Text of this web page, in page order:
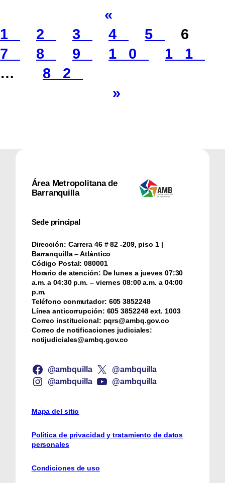
«
1
2 3 4 5
6
7
8 9 10
11
…
82
»
Área Metropolitana de
Barranquilla
Sede principal
Dirección: Carrera 46 # 82 -209, piso 1 |
Barranquilla – Atlántico
Código Postal: 080001
Horario de atención: De lunes a jueves 07:30
a.m. a 04:30 p.m. – viernes 08:00 a.m. a 04:00
p.m.
Teléfono conmutador: ‪605 3852248
Línea anticorrupción: ‪605 3852248 ext. 1003
Correo institucional: pqrs@ambq.gov.co
Correo de notificaciones judiciales:
notijudiciales@ambq.gov.co
@ambquilla
@ambquilla
@ambquilla
@ambquilla
Mapa del sitio
Política de privacidad y tratamiento de datos
personales
Condiciones de uso